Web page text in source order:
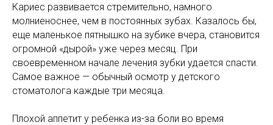
Кариес развивается стремительно, намного
молниеноснее, чем в постоянных зубах. Казалось бы,
еще маленькое пятнышко на зубике вчера, становится
огромной «дырой» уже через месяц. При
своевременном начале лечения зубки удается спасти.
Самое важное — обычный осмотр у детского
стоматолога каждые три месяца.
Плохой аппетит у ребенка из-за боли во время